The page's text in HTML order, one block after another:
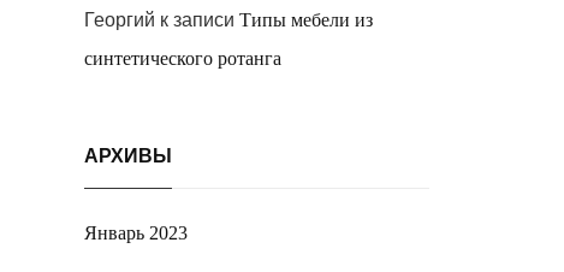
Георгий к записи Типы мебели из
синтетического ротанга
АРХИВЫ
Январь 2023